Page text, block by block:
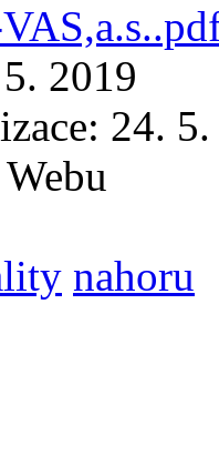
2019
24.
nahoru